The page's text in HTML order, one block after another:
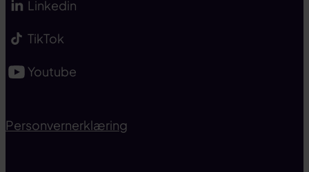
Linkedin
TikTok
Youtube
Personvernerklæring